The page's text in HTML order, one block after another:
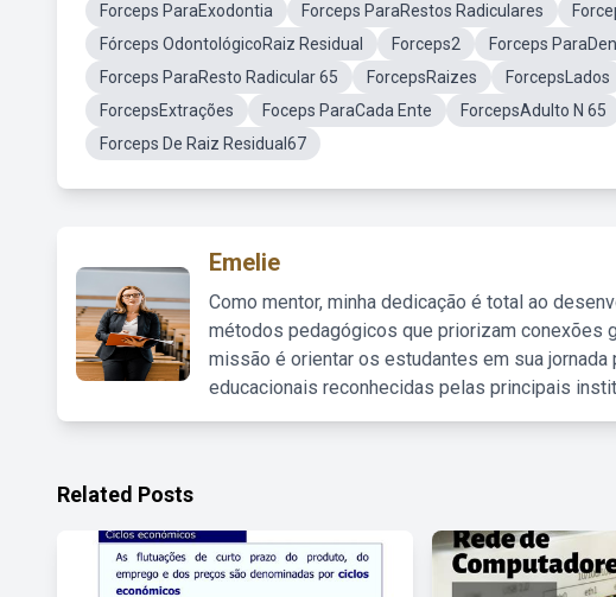
Forceps ParaExodontia
Forceps ParaRestos Radiculares
Fórceps OdontológicoRaiz Residual
Forceps2 Forceps
Forceps ParaResto Radicular 65
ForcepsRaizes ForcepsLados
ForcepsExtrações
Foceps ParaCada Ente ForcepsAdulto N 65
Forceps De Raiz Residual67
Emelie
Como mentor, minha dedicação é total ao
métodos pedagógicos que priorizam conexões
missão é orientar os estudantes em sua
educacionais reconhecidas pelas principais
Related Posts